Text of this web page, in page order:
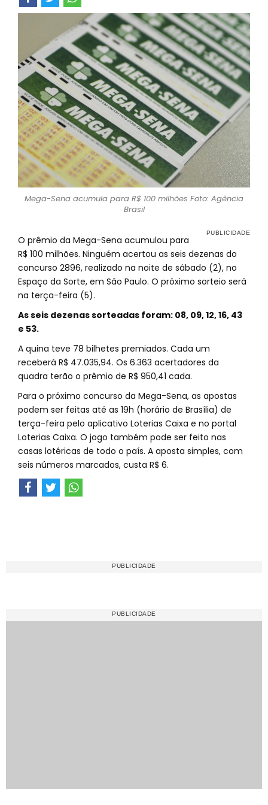
Mega-Sena acumula para R$ 100 milhões Foto: Agência
Brasil
O prêmio da Mega-Sena acumulou para
R$ 100 milhões. Ninguém acertou as seis dezenas do
concurso 2896, realizado na noite de sábado (2), no
Espaço da Sorte, em São Paulo. O próximo sorteio será
na terça-feira (5).
As seis dezenas sorteadas foram: 08, 09, 12, 16, 43
e 53.
A quina teve 78 bilhetes premiados. Cada um
receberá R$ 47.035,94. Os 6.363 acertadores da
quadra terão o prêmio de R$ 950,41 cada.
Para o próximo concurso da Mega-Sena, as apostas
podem ser feitas até as 19h (horário de Brasília) de
terça-feira pelo aplicativo Loterias Caixa e no portal
Loterias Caixa. O jogo também pode ser feito nas
casas lotéricas de todo o país. A aposta simples, com
seis números marcados, custa R$ 6.